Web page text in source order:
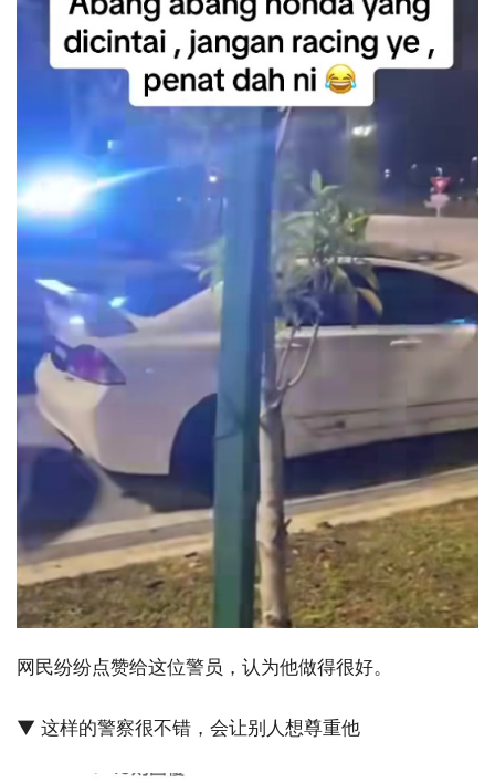
网民纷纷点赞给这位警员，认为他做得很好。
▼ 这样的警察很不错，会让别人想尊重他